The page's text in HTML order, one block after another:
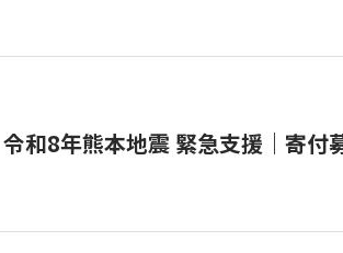
令和8年熊本地震 緊急支援｜寄付